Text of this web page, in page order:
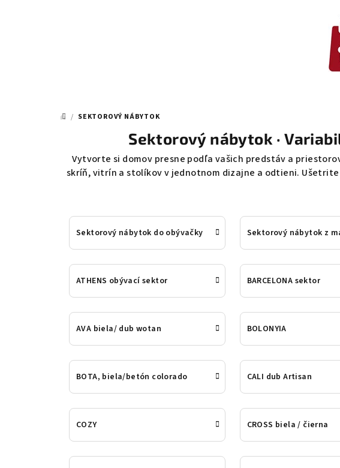
DOMOV
/ SEKTOROVÝ NÁBYTOK
Sektorový nábytok ·
Vytvorte si domov presne podľa vašich predstáv a
skríň, vitrín a stolíkov v jednotnom dizajne a odtieni.
Sektorový nábytok do obývačky Sektorový nábytok z
ATHENS obývací sektor BARCELONA sektor
AVA biela/ dub wotan BOLONYIA
BOTA, biela/betón colorado CALI dub Artisan
COZY CROSS biela / čierna